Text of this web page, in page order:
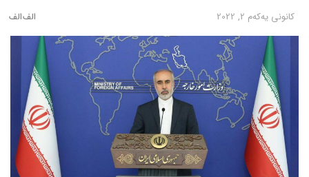
كانونی یه‌كه‌م 2, 2022